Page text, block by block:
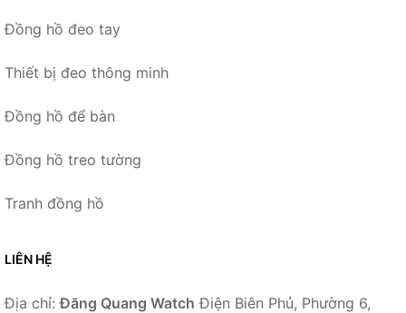
Đồng hồ đeo tay
Thiết bị đeo thông minh
Đồng hồ để bàn
Đồng hồ treo tường
Tranh đồng hồ
LIÊN HỆ
Địa chỉ:Đăng Quang Watch Điện Biên Phủ, Phường 6,